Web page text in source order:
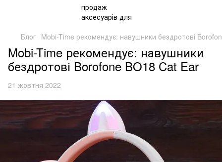
Блог Mobi-Time рекомендує: навушники бездротові
Mobi-Time рекомендує: навушники
бездротові Borofone BO18 Cat Ear
21 жовтня 2022